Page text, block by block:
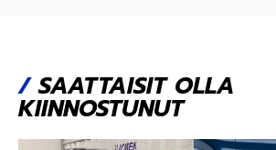
/SAATTAISIT OLLA
KIINNOSTUNUT